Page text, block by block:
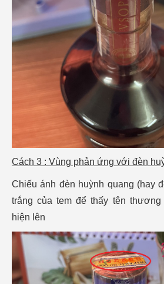
Cách 3 : Vùng phản ứng với đèn
Chiếu ánh đèn huỳnh quang (hay
trắng của tem để thấy tên
hiện lên